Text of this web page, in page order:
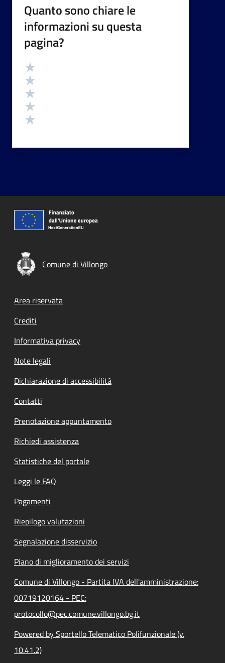
Quanto sono chiare le
informazioni su questa
pagina?
Valutazione
Comune di Villongo
Footer menu
Area riservata
Crediti
Informativa privacy
Note legali
Dichiarazione di accessibilità
Contatti
Prenotazione appuntamento
Richiedi assistenza
Statistiche del portale
Leggi le FAQ
Pagamenti
Riepilogo valutazioni
Segnalazione disservizio
Piano di miglioramento dei servizi
Comune di Villongo - Partita IVA dell'amministrazione:
00719120164 - PEC:
protocollo@pec.comune.villongo.bg.it
Powered by Sportello Telematico Polifunzionale (v.
10.41.2)